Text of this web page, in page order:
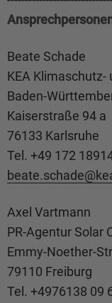
Beate Schade
KEA Klimaschutz-
Baden-
Kaiserstraße 94 a
76133 Karlsruhe
Tel. +49 172
beate.schade@
Axel Vartmann
PR-Agentur Solar
Emmy-Noether-
79110 Freiburg
Tel. +4976138 09